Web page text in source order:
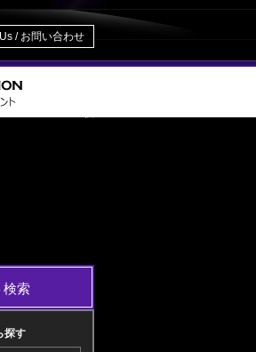
/ お問い合わせ
検索
探す